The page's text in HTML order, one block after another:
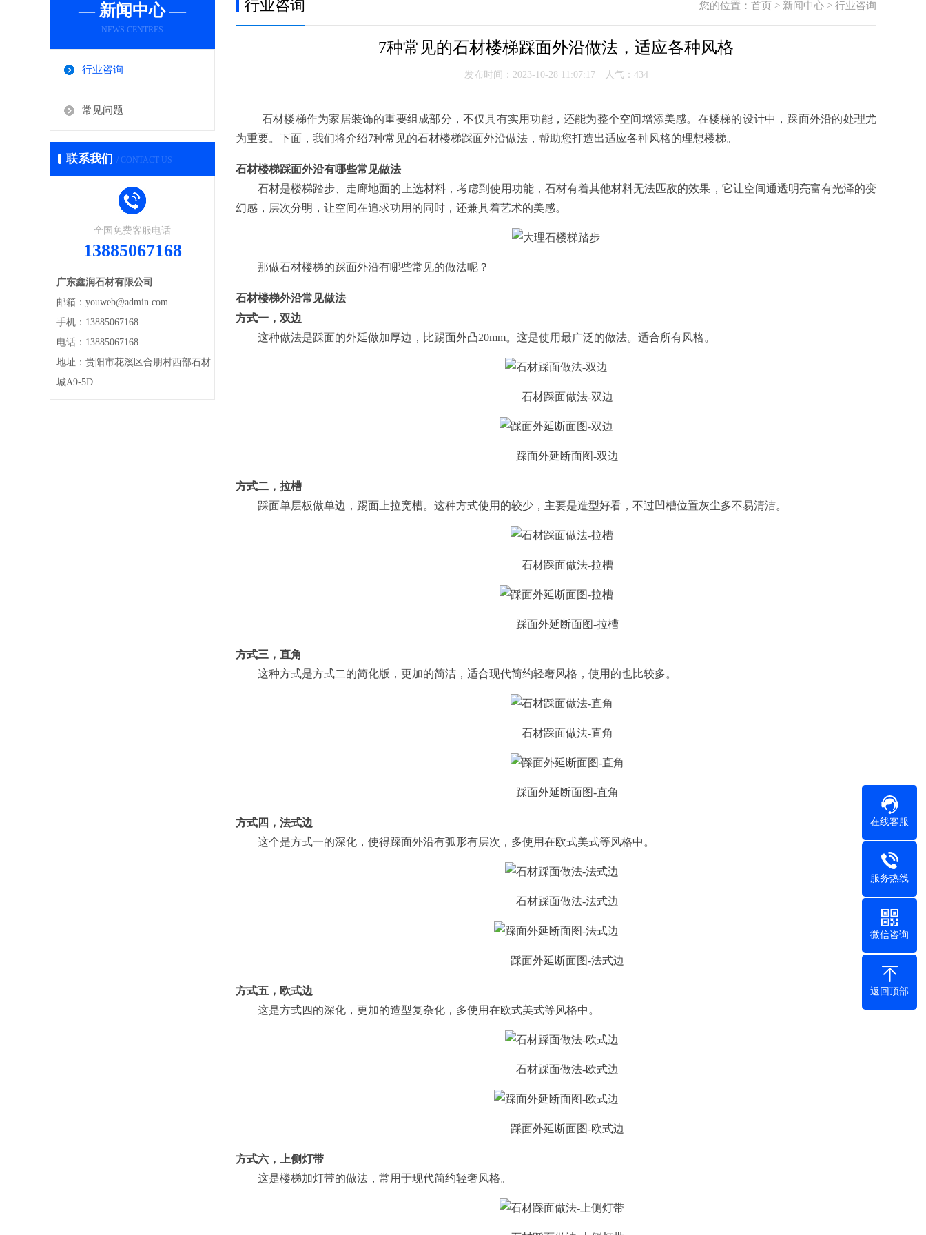
— 新闻中心 —
NEWS CENTRES
行业咨询
常见问题
联系我们 / CONTACT US
全国免费客服电话
13885067168
广东鑫润石材有限公司
邮箱：youweb@admin.com
手机：13885067168
电话：13885067168
地址：贵阳市花溪区合朋村西部石材
城A9-5D
您的位置： 首页 > 新闻中心 > 行业咨询
行业咨询
7种常见的石材楼梯踩面外沿做法，适应各种风格
发布时间：2023-10-28 11:07:17 人气： 434
石材楼梯作为家居装饰的重要组成部分，不仅具有实用功能，还能为整个空间增添美感。在楼梯的设计中，踩面外沿的处理尤
为重要。下面，我们将介绍7种常见的石材楼梯踩面外沿做法，帮助您打造出适应各种风格的理想楼梯。
石材楼梯踩面外沿有哪些常见做法
石材是楼梯踏步、走廊地面的上选材料，考虑到使用功能，石材有着其他材料无法匹敌的效果，它让空间通透明亮富有光泽的变
幻感，层次分明，让空间在追求功用的同时，还兼具着艺术的美感。
那做石材楼梯的踩面外沿有哪些常见的做法呢？
石材楼梯外沿常见做法
方式一，双边
这种做法是踩面的外延做加厚边，比踢面外凸20mm。这是使用最广泛的做法。适合所有风格。
石材踩面做法-双边
踩面外延断面图-双边
方式二，拉槽
踩面单层板做单边，踢面上拉宽槽。这种方式使用的较少，主要是造型好看，不过凹槽位置灰尘多不易清洁。
石材踩面做法-拉槽
踩面外延断面图-拉槽
方式三，直角
这种方式是方式二的简化版，更加的简洁，适合现代简约轻奢风格，使用的也比较多。
石材踩面做法-直角
踩面外延断面图-直角
方式四，法式边
这个是方式一的深化，使得踩面外沿有弧形有层次，多使用在欧式美式等风格中。
石材踩面做法-法式边
踩面外延断面图-法式边
方式五，欧式边
这是方式四的深化，更加的造型复杂化，多使用在欧式美式等风格中。
石材踩面做法-欧式边
踩面外延断面图-欧式边
方式六，上侧灯带
这是楼梯加灯带的做法，常用于现代简约轻奢风格。
在线客服
服务热线
微信咨询
返回顶部